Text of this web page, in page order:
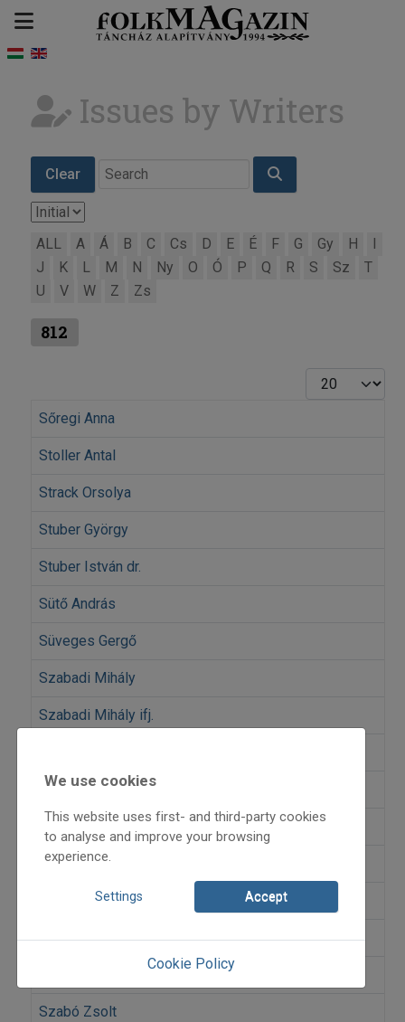
Issues by Writers
Clear
ALL A Á B C Cs D E É F G Gy H
J
K L M N Ny O Ó P Q R S Sz
T
U
V W Z Zs
812
Display #
Sőregi Anna
Stoller Antal
Strack Orsolya
Stuber György
Stuber István dr.
Sütő András
Süveges Gergő
Szabadi Mihály
Szabadi Mihály ifj.
Szabó Gabriella
Szabó Gyula
Szabó Márton
Szabó Szilárd
Szabó T. Anna
Szabó Zsolt
We use cookies
This website uses first- and third-party cookies
to analyse and improve your browsing
experience.
Settings Accept
Cookie Policy